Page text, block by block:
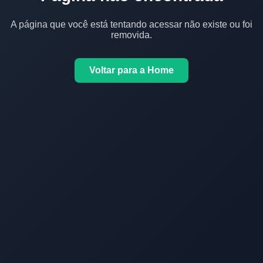
A página que você está tentando acessar não existe ou foi
removida.
Voltar para a Home